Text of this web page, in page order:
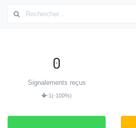
0
Signalements reçus
-1(-100%)